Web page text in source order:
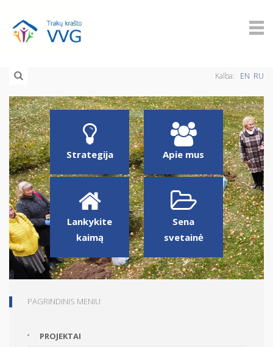
Kalba: EN RU
Strategija Apie mus
Lankykite
kaimą
Sena
svetainė
PAGRINDINIS MENIU
PROJEKTAI